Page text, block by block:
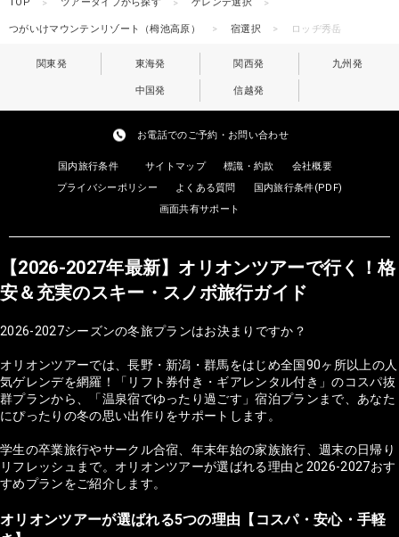
TOP ツアータイプから探す ゲレンデ選択
つがいけマウンテンリゾート（栂池高原） 宿選択 ロッヂ秀岳
関東発 東海発 関西発 九州発
中国発 信越発
お電話でのご予約・お問い合わせ
国内旅行条件 サイトマップ 標識・約款
会社概要
プライバシーポリシー
よくある質問
国内旅行条件(PDF)
画面共有サポート
【2026-2027年最新】オリオンツアーで行く！格
安＆充実のスキー・スノボ旅行ガイド
2026-2027シーズンの冬旅プランはお決まりですか？
オリオンツアーでは、長野・新潟・群馬をはじめ全国90ヶ所以上の人
気ゲレンデを網羅！「リフト券付き・ギアレンタル付き」のコスパ抜
群プランから、「温泉宿でゆったり過ごす」宿泊プランまで、あなた
にぴったりの冬の思い出作りをサポートします。
学生の卒業旅行やサークル合宿、年末年始の家族旅行、週末の日帰り
リフレッシュまで。オリオンツアーが選ばれる理由と2026-2027おす
すめプランをご紹介します。
オリオンツアーが選ばれる5つの理由【コスパ・安心・手軽